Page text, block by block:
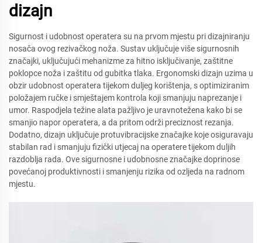
dizajn
Sigurnost i udobnost operatera su na prvom mjestu pri dizajniranju
nosača ovog rezivačkog noža. Sustav uključuje više sigurnosnih
značajki, uključujući mehanizme za hitno isključivanje, zaštitne
poklopce noža i zaštitu od gubitka tlaka. Ergonomski dizajn uzima u
obzir udobnost operatera tijekom duljeg korištenja, s optimiziranim
položajem ručke i smještajem kontrola koji smanjuju naprezanje i
umor. Raspodjela težine alata pažljivo je uravnotežena kako bi se
smanjio napor operatera, a da pritom održi preciznost rezanja.
Dodatno, dizajn uključuje protuvibracijske značajke koje osiguravaju
stabilan rad i smanjuju fizički utjecaj na operatere tijekom duljih
razdoblja rada. Ove sigurnosne i udobnosne značajke doprinose
povećanoj produktivnosti i smanjenju rizika od ozljeda na radnom
mjestu.